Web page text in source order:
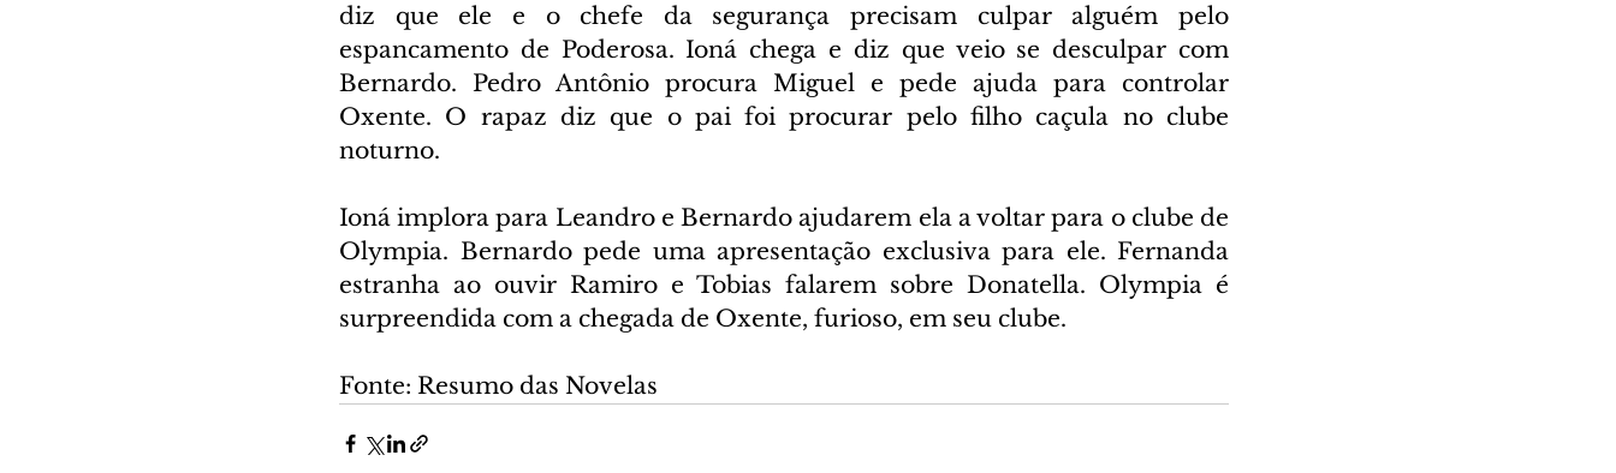
diz que ele e o chefe da segurança precisam culpar alguém pelo
espancamento de Poderosa. Ioná chega e diz que veio se desculpar com
Bernardo. Pedro Antônio procura Miguel e pede ajuda para controlar
Oxente. O rapaz diz que o pai foi procurar pelo filho caçula no clube
noturno.
Ioná implora para Leandro e Bernardo ajudarem ela a voltar para o clube de
Olympia. Bernardo pede uma apresentação exclusiva para ele. Fernanda
estranha ao ouvir Ramiro e Tobias falarem sobre Donatella. Olympia é
surpreendida com a chegada de Oxente, furioso, em seu clube.
Fonte: Resumo das Novelas